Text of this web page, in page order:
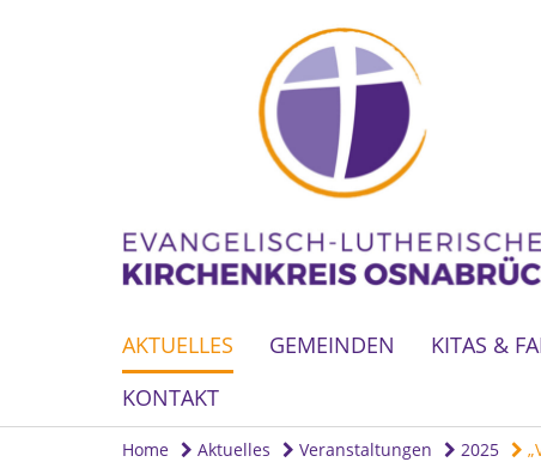
AKTUELLES GEMEINDEN KITAS &
KONTAKT
Home Aktuelles Veranstaltungen 2025